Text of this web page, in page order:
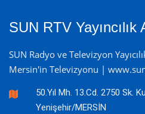
SUN RTV Yayıncılık
SUN Radyo ve Televizyon
Mersin'in Televizyonu |
50.Yıl Mh. 13.Cd. 2750 Sk.
Yenişehir/MERSİN